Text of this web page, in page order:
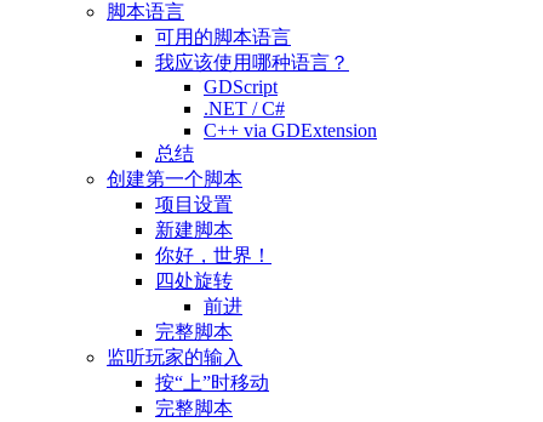
脚本语言
可用的脚本语言
我应该使用哪种语言？
GDScript
.NET / C#
C++ via GDExtension
总结
创建第一个脚本
项目设置
新建脚本
你好，世界！
四处旋转
前进
完整脚本
监听玩家的输入
按“上”时移动
完整脚本